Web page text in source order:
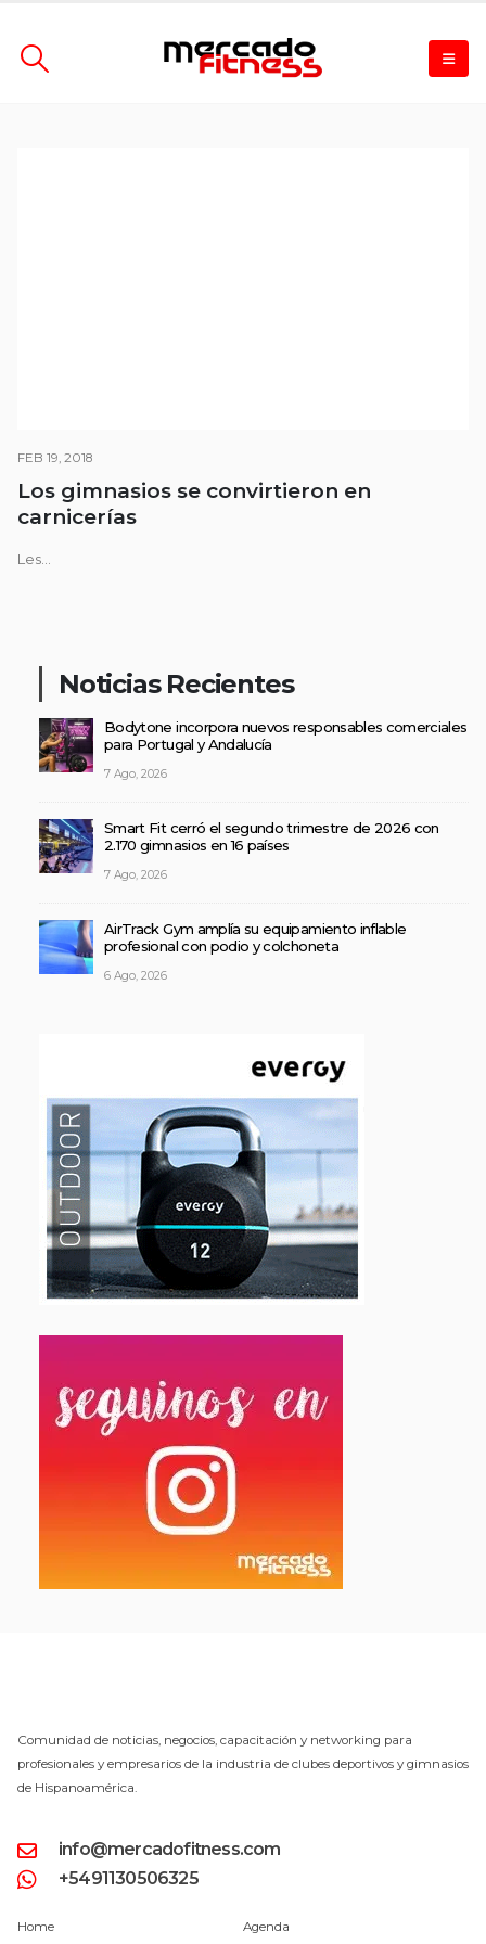
FEB 19, 2018
Los gimnasios se convirtieron en
carnicerías
Les...
Noticias Recientes
Bodytone incorpora nuevos responsables comerciales
para Portugal y Andalucía
7 Ago, 2026
Smart Fit cerró el segundo trimestre de 2026 con
2.170 gimnasios en 16 países
7 Ago, 2026
AirTrack Gym amplía su equipamiento inflable
profesional con podio y colchoneta
6 Ago, 2026
Comunidad de noticias, negocios, capacitación y networking para
profesionales y empresarios de la industria de clubes deportivos y gimnasios
de Hispanoamérica.
info@mercadofitness.com
+5491130506325
Home Agenda